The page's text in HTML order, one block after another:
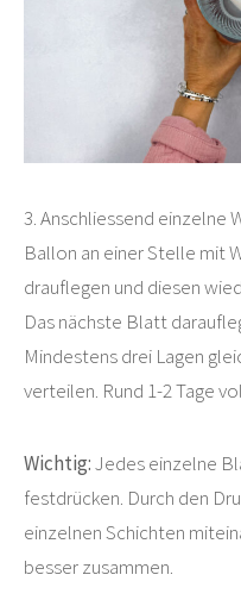
3. Anschliessend einzelne
Ballon an einer Stelle mit
drauflegen und diesen
Das nächste Blatt
Mindestens drei Lagen
verteilen. Rund 1-2 Tage
Wichtig:Jedes einzelne
festdrücken. Durch den
einzelnen Schichten
besser zusammen.